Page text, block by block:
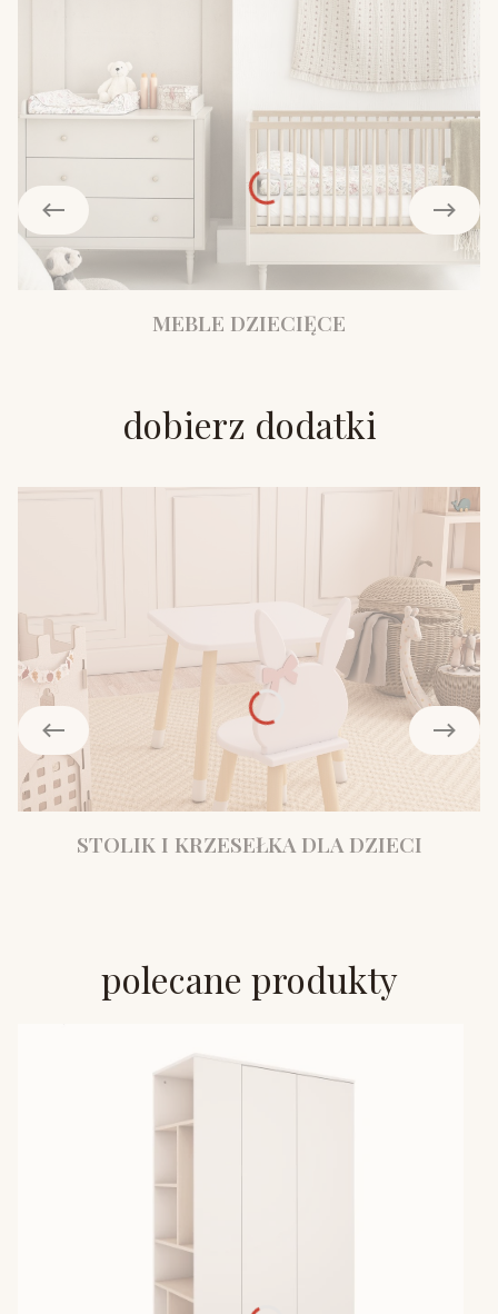
MEBLE DZIECIĘCE
dobierz dodatki
STOLIK I KRZESEŁKA DLA DZIECI
polecane produkty